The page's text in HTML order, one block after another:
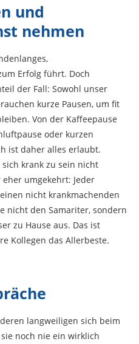
und
nehmen
Erfolg führt. Doch
der Fall: Sowohl unser
kurze Pausen, um fit
Von der Kaffeepause
oder kurzen
ist daher alles erlaubt.
krank zu sein nicht
umgekehrt: Jeder
nicht krankmachenden
nicht den Samariter, sondern
zu Hause aus. Das ist
Kollegen das Allerbeste.
langweiligen sich beim
noch nie ein wirklich